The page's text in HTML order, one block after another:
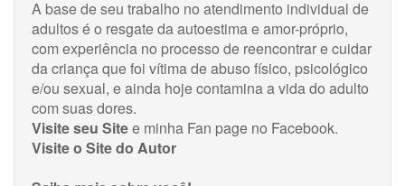
A base de seu trabalho no atendimento individual de
adultos é o resgate da autoestima e amor-próprio,
com experiência no processo de reencontrar e cuidar
da criança que foi vítima de abuso físico, psicológico
e/ou sexual, e ainda hoje contamina a vida do adulto
com suas dores.
Visite seu Sitee minha Fan page no Facebook.
Visite o Site do Autor